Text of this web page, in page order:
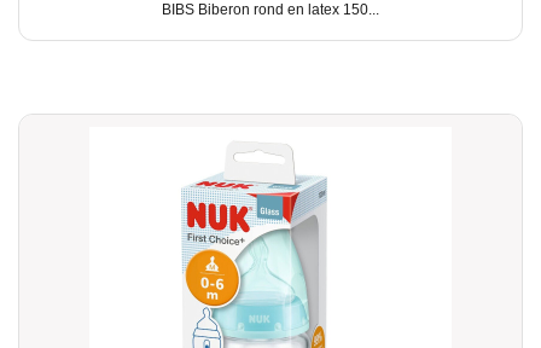
BIBS Biberon rond en latex 150...